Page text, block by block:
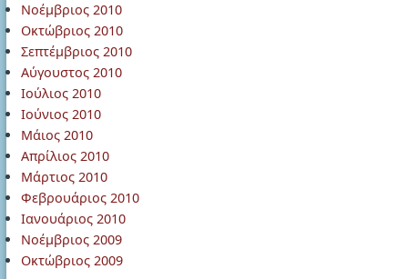
Νοέμβριος 2010
Οκτώβριος 2010
Σεπτέμβριος 2010
Αύγουστος 2010
Ιούλιος 2010
Ιούνιος 2010
Μάιος 2010
Απρίλιος 2010
Μάρτιος 2010
Φεβρουάριος 2010
Ιανουάριος 2010
Νοέμβριος 2009
Οκτώβριος 2009